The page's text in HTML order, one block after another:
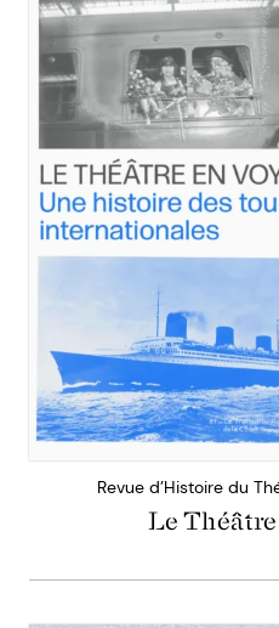
Revue d’Histoire du
Le Théâtre